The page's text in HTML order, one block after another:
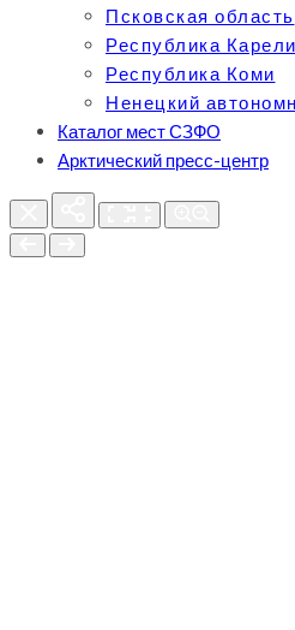
Псковская область
Республика
Республика Коми
Ненецкий
Каталог мест СЗФО
Арктический пресс-центр